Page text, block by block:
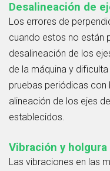
Desalineación de
Los errores de
cuando estos no están
desalineación de los
de la máquina y
pruebas periódicas con
alineación de los ejes
establecidos.
Vibración y
Las vibraciones en las